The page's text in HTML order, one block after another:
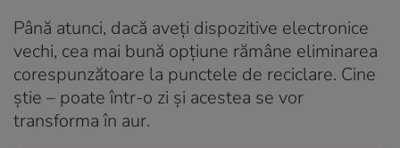
Până atunci, dacă aveți dispozitive electronice
vechi, cea mai bună opțiune rămâne eliminarea
corespunzătoare la punctele de reciclare. Cine
știe – poate într-o zi și acestea se vor
transforma în aur.